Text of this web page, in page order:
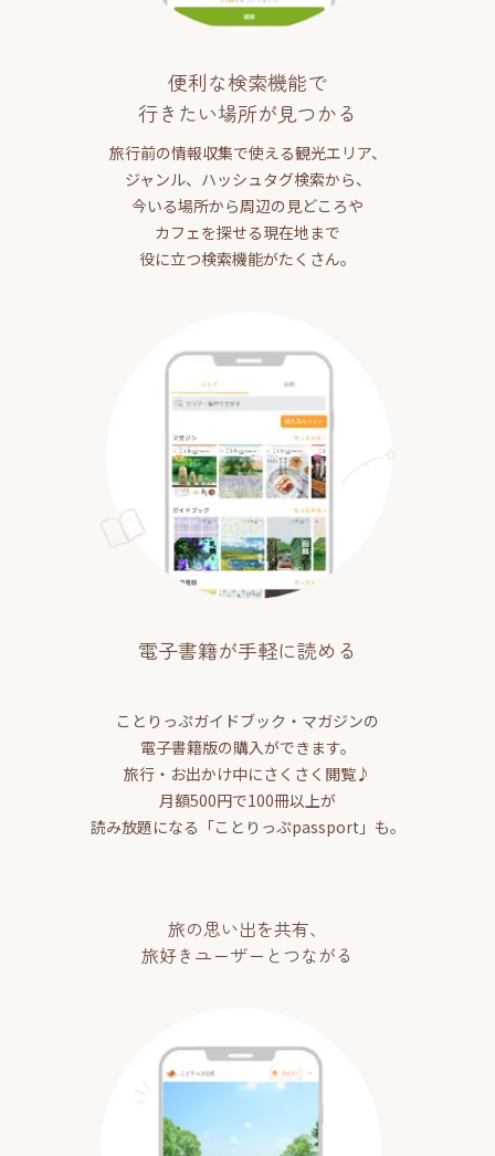
便利な検索機能で
行きたい場所が見つかる
旅行前の情報収集で使える観光エリア、
ジャンル、ハッシュタグ検索から、
今いる場所から周辺の見どころや
カフェを探せる現在地まで
役に立つ検索機能がたくさん。
電子書籍が手軽に読める
ことりっぷガイドブック・マガジンの
電子書籍版の購入ができます。
旅行・お出かけ中にさくさく閲覧♪
月額500円で100冊以上が
読み放題になる「ことりっぷpassport」も。
旅の思い出を共有、
旅好きユーザーとつながる